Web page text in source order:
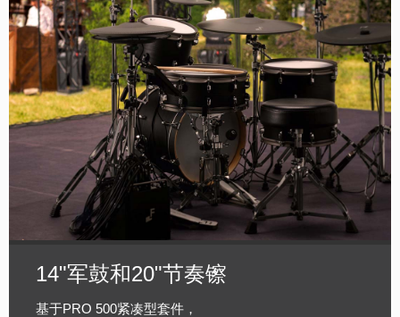
14"军鼓和20"节奏镲
基于PRO 500紧凑型套件，